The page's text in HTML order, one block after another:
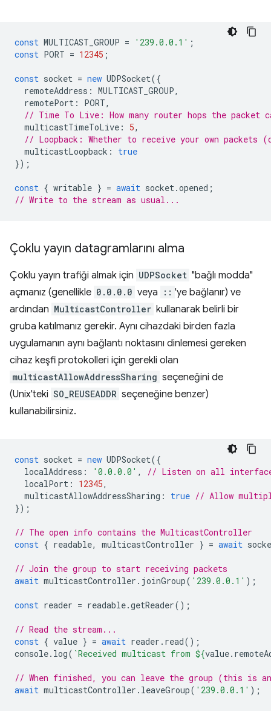
const MULTICAST_GROUP = '239.0.0.1' ;
const PORT = 12345 ;
const socket = new UDPSocket({
remoteAddress : MULTICAST_GROUP,
remotePort : PORT,
// Time To Live: How many router hops the
multicastTimeToLive : 5,
// Loopback: Whether to receive your own
multicastLoopback :
true
});
const { writable } = await socket.opened ;
// Write to the stream as usual...
Çoklu yayın datagramlarını alma
Çoklu yayın trafiği almak için UDPSocket "bağlı modda"
açmanız (genellikle 0.0.0.0 veya :: 'ye bağlanır) ve
ardından MulticastController kullanarak belirli bir
gruba katılmanız gerekir. Aynı cihazdaki birden fazla
uygulamanın aynı bağlantı noktasını dinlemesi gereken
cihaz keşfi protokolleri için gerekli olan
multicastAllowAddressSharing seçeneğini de
(Unix'teki SO_REUSEADDR seçeneğine benzer)
kullanabilirsiniz.
const socket = new UDPSocket({
localAddress : '0.0.0.0' ,
// Listen on all
localPort : 12345,
multicastAllowAddressSharing : true // Allow
});
// The open info contains the MulticastController
const { readable, multicastController } = await
// Join the group to start receiving packets
await multicastController . joinGroup( '239.0.0.1' );
const reader = readable.getReader();
// Read the stream...
const { value } = await reader . read();
console. log( `Received multicast from ${value.
// When finished, you can leave the group (this is
await multicastController . leaveGroup( '239.0.0.1' );